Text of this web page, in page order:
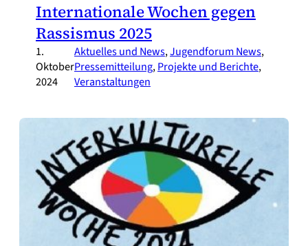
Internationale Wochen gegen
Rassismus 2025
1.
Oktober
2024
Aktuelles und News, Jugendforum News
Pressemitteilung, Projekte und Berichte
Veranstaltungen